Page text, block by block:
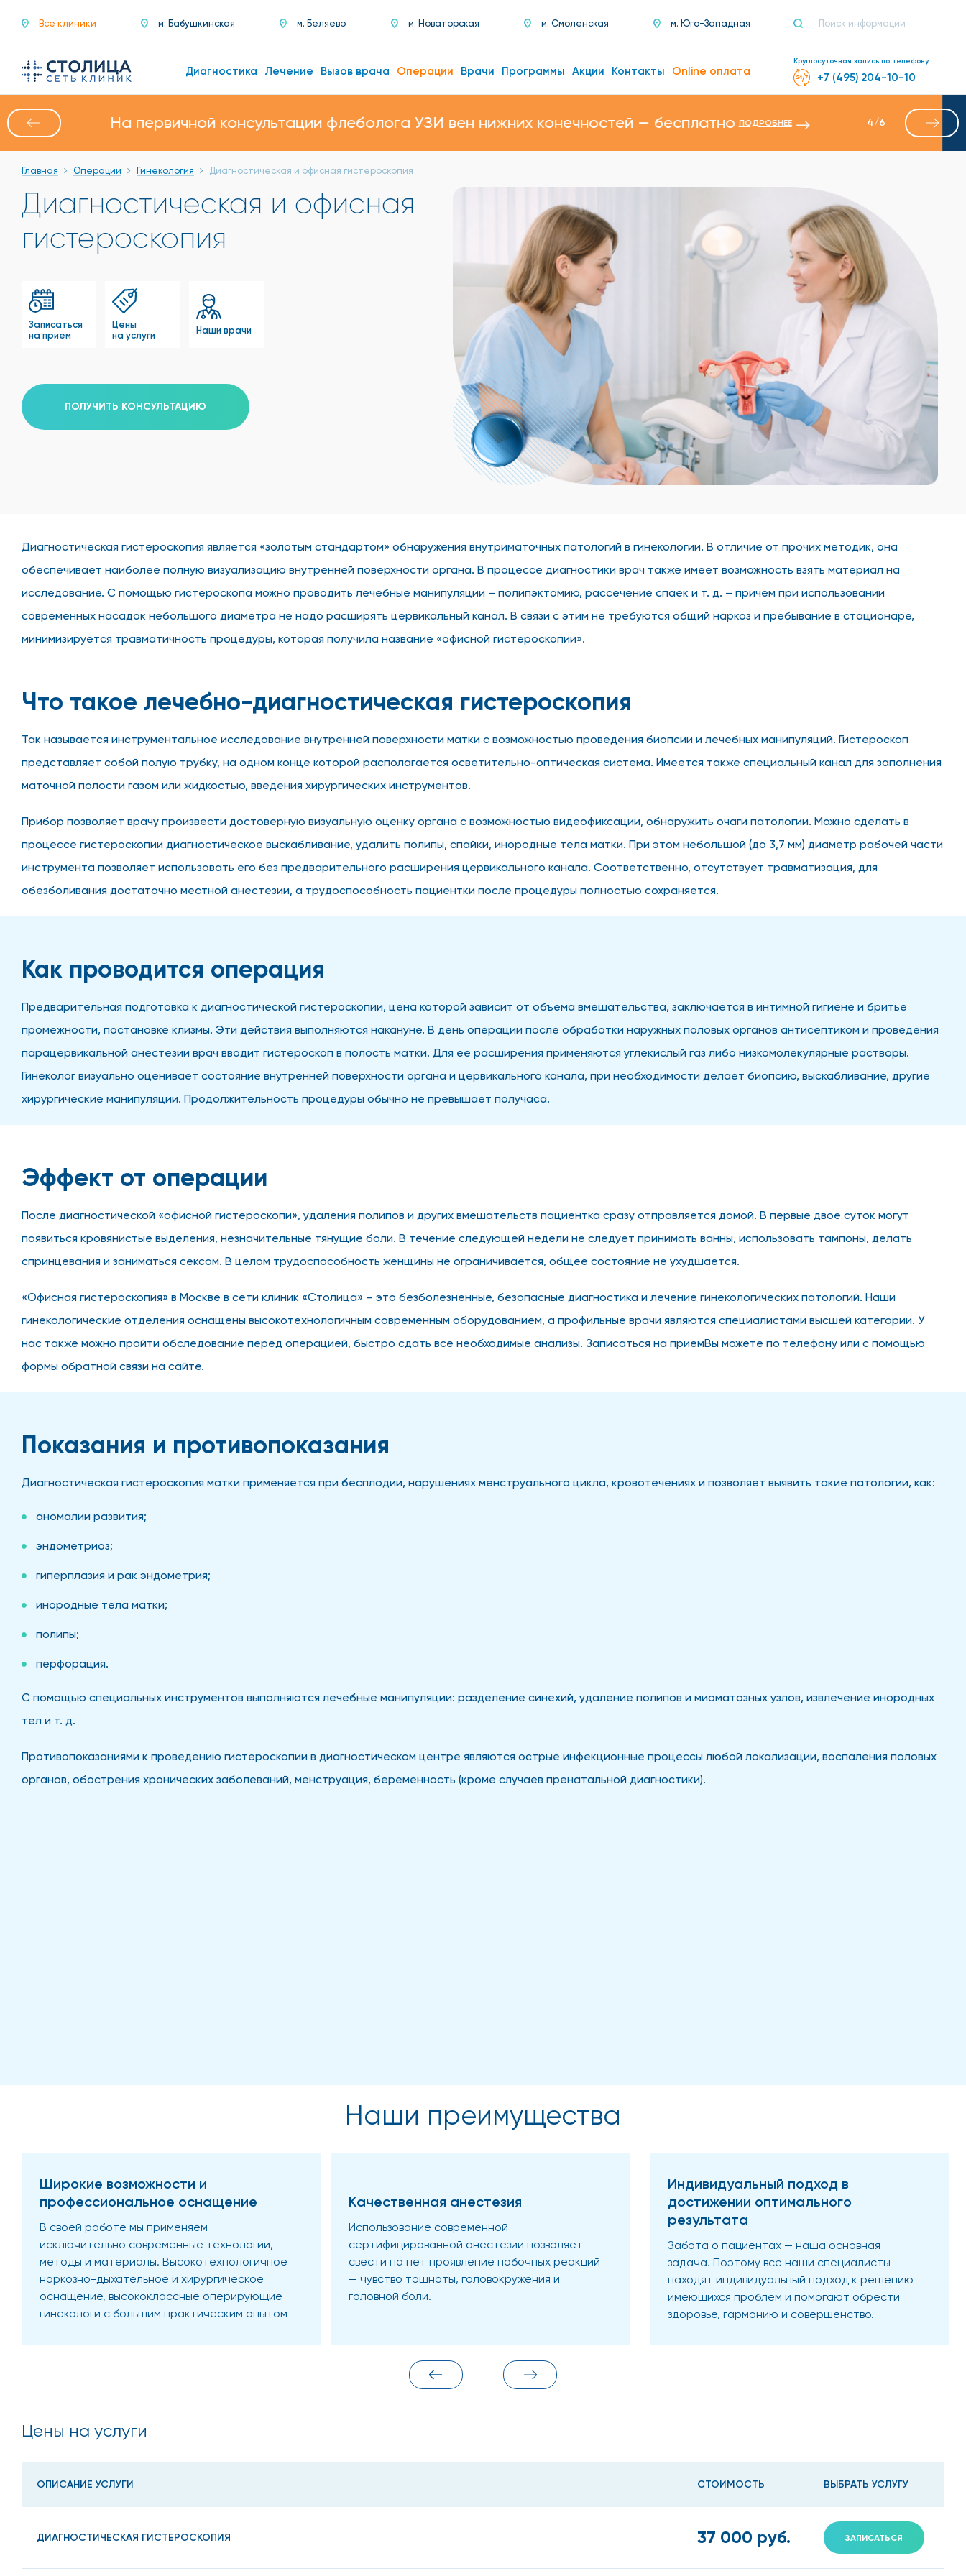
Все клиники м. Бабушкинская м. Беляево м. Новаторская м. Смоленская м. Юго-Западная
Диагностика Лечение Вызов врача Операции Врачи Программы Акции Контакты Online оплата
Круглосуточная запись по телефону
+7 (495) 204-10-10
Скидка 50% на консультацию дерматолога в день проведения манипуляции ПОДРОБНЕЕ 4/6
Главная Операции Гинекология Диагностическая и офисная гистероскопия
Диагностическая и офисная
гистероскопия
Записаться
на прием
Цены
на услуги
Наши врачи
ПОЛУЧИТЬ КОНСУЛЬТАЦИЮ
Диагностическая гистероскопия является «золотым стандартом» обнаружения внутриматочных патологий в гинекологии. В отличие от прочих методик, она
обеспечивает наиболее полную визуализацию внутренней поверхности органа. В процессе диагностики врач также имеет возможность взять материал на
исследование. С помощью гистероскопа можно проводить лечебные манипуляции – полипэктомию, рассечение спаек и т. д. – причем при использовании
современных насадок небольшого диаметра не надо расширять цервикальный канал. В связи с этим не требуются общий наркоз и пребывание в стационаре,
минимизируется травматичность процедуры, которая получила название «офисной гистероскопии».
Что такое лечебно-диагностическая гистероскопия
Так называется инструментальное исследование внутренней поверхности матки с возможностью проведения биопсии и лечебных манипуляций. Гистероскоп
представляет собой полую трубку, на одном конце которой располагается осветительно-оптическая система. Имеется также специальный канал для заполнения
маточной полости газом или жидкостью, введения хирургических инструментов.
Прибор позволяет врачу произвести достоверную визуальную оценку органа с возможностью видеофиксации, обнаружить очаги патологии. Можно сделать в
процессе гистероскопии диагностическое выскабливание, удалить полипы, спайки, инородные тела матки. При этом небольшой (до 3,7 мм) диаметр рабочей части
инструмента позволяет использовать его без предварительного расширения цервикального канала. Соответственно, отсутствует травматизация, для
обезболивания достаточно местной анестезии, а трудоспособность пациентки после процедуры полностью сохраняется.
Как проводится операция
Предварительная подготовка к диагностической гистероскопии, цена которой зависит от объема вмешательства, заключается в интимной гигиене и бритье
промежности, постановке клизмы. Эти действия выполняются накануне. В день операции после обработки наружных половых органов антисептиком и проведения
парацервикальной анестезии врач вводит гистероскоп в полость матки. Для ее расширения применяются углекислый газ либо низкомолекулярные растворы.
Гинеколог визуально оценивает состояние внутренней поверхности органа и цервикального канала, при необходимости делает биопсию, выскабливание, другие
хирургические манипуляции. Продолжительность процедуры обычно не превышает получаса.
Эффект от операции
После диагностической «офисной гистероскопи», удаления полипов и других вмешательств пациентка сразу отправляется домой. В первые двое суток могут
появиться кровянистые выделения, незначительные тянущие боли. В течение следующей недели не следует принимать ванны, использовать тампоны, делать
спринцевания и заниматься сексом. В целом трудоспособность женщины не ограничивается, общее состояние не ухудшается.
«Офисная гистероскопия» в Москве в сети клиник «Столица» – это безболезненные, безопасные диагностика и лечение гинекологических патологий. Наши
гинекологические отделения оснащены высокотехнологичным современным оборудованием, а профильные врачи являются специалистами высшей категории. У
нас также можно пройти обследование перед операцией, быстро сдать все необходимые анализы. Записаться на приемВы можете по телефону или с помощью
формы обратной связи на сайте.
Показания и противопоказания
Диагностическая гистероскопия матки применяется при бесплодии, нарушениях менструального цикла, кровотечениях и позволяет выявить такие патологии, как:
аномалии развития;
эндометриоз;
гиперплазия и рак эндометрия;
инородные тела матки;
полипы;
перфорация.
С помощью специальных инструментов выполняются лечебные манипуляции: разделение синехий, удаление полипов и миоматозных узлов, извлечение инородных
тел и т. д.
Противопоказаниями к проведению гистероскопии в диагностическом центре являются острые инфекционные процессы любой локализации, воспаления половых
органов, обострения хронических заболеваний, менструация, беременность (кроме случаев пренатальной диагностики).
Наши преимущества
Широкие возможности и
профессиональное оснащение
В своей работе мы применяем
исключительно современные технологии,
методы и материалы. Высокотехнологичное
наркозно-дыхательное и хирургическое
оснащение, высококлассные оперирующие
гинекологи с большим практическим опытом
Качественная анестезия
Использование современной
сертифицированной анестезии позволяет
свести на нет проявление побочных реакций
— чувство тошноты, головокружения и
головной боли.
Индивидуальный подход в
достижении оптимального
результата
Забота о пациентах — наша основная
задача. Поэтому все наши специалисты
находят индивидуальный подход к решению
имеющихся проблем и помогают обрести
здоровье, гармонию и совершенство.
Цены на услуги
ОПИСАНИЕ УСЛУГИ СТОИМОСТЬ ВЫБРАТЬ УСЛУГУ
ДИАГНОСТИЧЕСКАЯ ГИСТЕРОСКОПИЯ 37 000 руб. ЗАПИСАТЬСЯ